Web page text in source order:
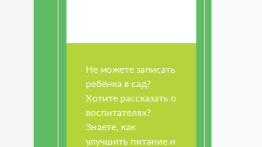
Не можете записать
ребёнка в сад?
Хотите рассказать о
воспитателях?
Знаете, как
улучшить питание и